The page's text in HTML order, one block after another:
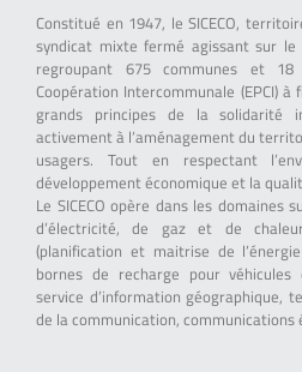
Constitué en 1947, le SICECO,
syndicat mixte fermé agissant sur
regroupant 675 communes et 18
Coopération Intercommunale (EPCI)
grands principes de la solidarité
activement à l’aménagement du
usagers. Tout en respectant
développement économique et la
Le SICECO opère dans les domaines
d’électricité, de gaz et de
(planification et maitrise de
bornes de recharge pour
service d’information géographique,
de la communication, communications